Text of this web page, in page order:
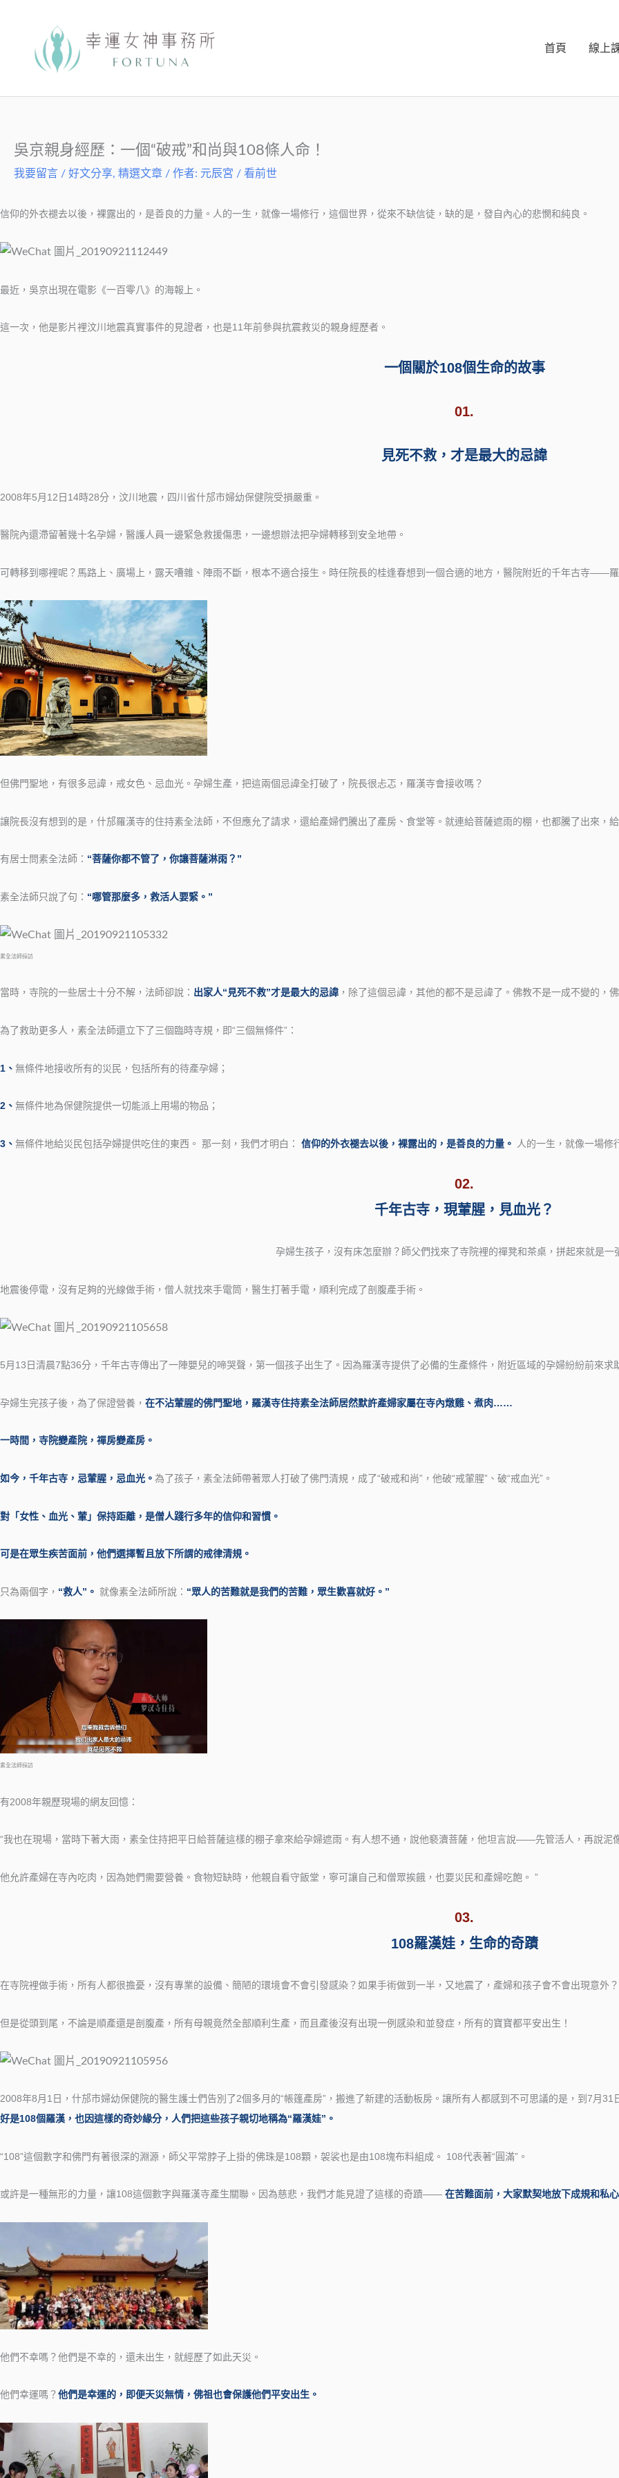
首頁 線上
吳京親身經歷：一個“破戒”和尚與108條人命！
我要留言 / 好文分享, 精選文章 / 作者: 元辰宮 / 看前世
信仰的外衣褪去以後，裸露出的，是善良的力量。人的一生，就像一場修行，這個世界，從來不缺信徒，缺的是，發自內心的悲憫和純良。
最近，吳京出現在電影《一百零八》的海報上。
這一次，他是影片裡汶川地震真實事件的見證者，也是11年前參與抗震救災的親身經歷者。
一個關於108個生命的故事
01.
見死不救，才是最大的忌諱
2008年5月12日14時28分，汶川地震，四川省什邡市婦幼保健院受損嚴重。
醫院內還滯留著幾十名孕婦，醫護人員一邊緊急救援傷患，一邊想辦法把孕婦轉移到安全地帶。
可轉移到哪裡呢？馬路上、廣場上，露天嘈雜、陣雨不斷，根本不適合接生。時任院長的桂逢春想到一個合適的地方，醫院附近的千年古寺——
但佛門聖地，有很多忌諱，戒女色、忌血光。孕婦生產，把這兩個忌諱全打破了，院長很忐忑，羅漢寺會接收嗎？
讓院長沒有想到的是，什邡羅漢寺的住持素全法師，不但應允了請求，還給產婦們騰出了產房、食堂等。就連給菩薩遮雨的棚，也都騰了出來，
有居士問素全法師： “菩薩你都不管了，你讓菩薩淋雨？”
素全法師只說了句： “哪管那麼多，救活人要緊。”
素全法師採訪
當時，寺院的一些居士十分不解，法師卻說： 出家人“見死不救”才是最大的忌諱 ，除了這個忌諱，其他的都不是忌諱了。佛教不是一成不變的，
為了救助更多人，素全法師還立下了三個臨時寺規，即“三個無條件”：
1、 無條件地接收所有的災民，包括所有的待產孕婦；
2、 無條件地為保健院提供一切能派上用場的物品；
3、 無條件地給災民包括孕婦提供吃住的東西。 那一刻，我們才明白： 信仰的外衣褪去以後，裸露出的，是善良的力量。 人的一生，就像一場修
02.
千年古寺，現葷腥，見血光？
孕婦生孩子，沒有床怎麼辦？師父們找來了寺院裡的禪凳和茶桌，拼起來就是一
地震後停電，沒有足夠的光線做手術，僧人就找來手電筒，醫生打著手電，順利完成了剖腹產手術。
5月13日清晨7點36分，千年古寺傳出了一陣嬰兒的啼哭聲，第一個孩子出生了。因為羅漢寺提供了必備的生產條件，附近區域的孕婦紛紛前來求
孕婦生完孩子後，為了保證營養， 在不沾葷腥的佛門聖地，羅漢寺住持素全法師居然默許產婦家屬在寺內燉雞、煮肉……
一時間，寺院變產院，禪房變產房。
如今，千年古寺，忌葷腥，忌血光。 為了孩子，素全法師帶著眾人打破了佛門清規，成了“破戒和尚”，他破“戒葷腥”、破“戒血光”。
對「女性、血光、葷」保持距離，是僧人踐行多年的信仰和習慣。
可是在眾生疾苦面前，他們選擇暫且放下所謂的戒律清規。
只為兩個字， “救人”。 就像素全法師所說： “眾人的苦難就是我們的苦難，眾生歡喜就好。”
素全法師採訪
有2008年親歷現場的網友回憶：
“我也在現場，當時下著大雨，素全住持把平日給菩薩這樣的棚子拿來給孕婦遮雨。有人想不通，說他褻瀆菩薩，他坦言說——先管活人，再說泥
他允許產婦在寺內吃肉，因為她們需要營養。食物短缺時，他親自看守飯堂，寧可讓自己和僧眾挨餓，也要災民和產婦吃飽。 ”
03.
108羅漢娃，生命的奇蹟
在寺院裡做手術，所有人都很擔憂，沒有專業的設備、簡陋的環境會不會引發感染？如果手術做到一半，又地震了，產婦和孩子會不會出現意外？
但是從頭到尾，不論是順產還是剖腹產，所有母親竟然全部順利生產，而且產後沒有出現一例感染和並發症，所有的寶寶都平安出生！
2008年8月1日，什邡市婦幼保健院的醫生護士們告別了2個多月的“帳篷產房”，搬進了新建的活動板房。讓所有人都感到不可思議的是，到7月31
好是108個羅漢，也因這樣的奇妙緣分，人們把這些孩子親切地稱為“羅漢娃”。
“108”這個數字和佛門有著很深的淵源，師父平常脖子上掛的佛珠是108顆，袈裟也是由108塊布料組成。 108代表著“圓滿”。
或許是一種無形的力量，讓108這個數字與羅漢寺產生關聯。因為慈悲，我們才能見證了這樣的奇蹟—— 在苦難面前，大家默契地放下成規和私
他們不幸嗎？他們是不幸的，還未出生，就經歷了如此天災。
他們幸運嗎？他們是幸運的，即便天災無情，佛祖也會保護他們平安出生。